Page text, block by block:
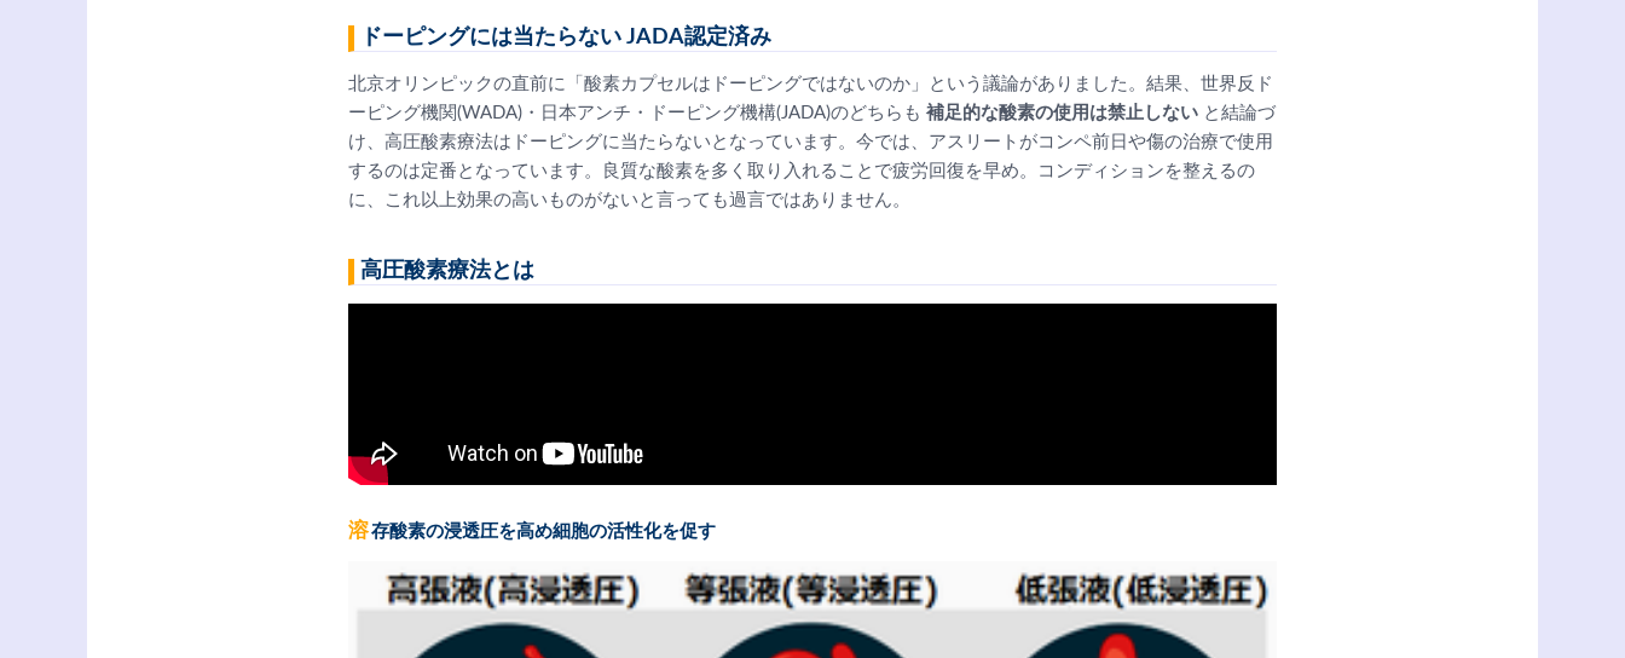
ドーピングには当たらない JADA認定済み
北京オリンピックの直前に「酸素カプセルはドーピングではないのか」という議論がありました。結果、世界反ド
ーピング機関(WADA)・日本アンチ・ドーピング機構(JADA)のどちらも 補足的な酸素の使用は禁止しない と結論づ
け、高圧酸素療法はドーピングに当たらないとなっています。今では、アスリートがコンペ前日や傷の治療で使用
するのは定番となっています。良質な酸素を多く取り入れることで疲労回復を早め。コンディションを整えるの
に、これ以上効果の高いものがないと言っても過言ではありません。
高圧酸素療法とは
溶存酸素の浸透圧を高め細胞の活性化を促す